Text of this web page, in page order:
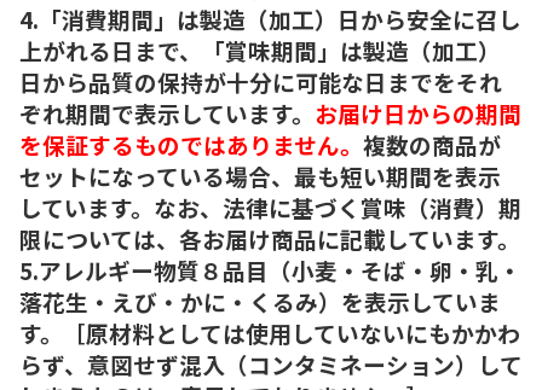
4.「消費期間」は製造（加工）日から安全に召し
上がれる日まで、「賞味期間」は製造（加工）
日から品質の保持が十分に可能な日までをそれ
ぞれ期間で表示しています。 お届け日からの期間
を保証するものではありません。 複数の商品が
セットになっている場合、最も短い期間を表示
しています。なお、法律に基づく賞味（消費）期
限については、各お届け商品に記載しています。
5.アレルギー物質８品目（小麦・そば・卵・乳・
落花生・えび・かに・くるみ）を表示していま
す。［原材料としては使用していないにもかかわ
らず、意図せず混入（コンタミネーション）して